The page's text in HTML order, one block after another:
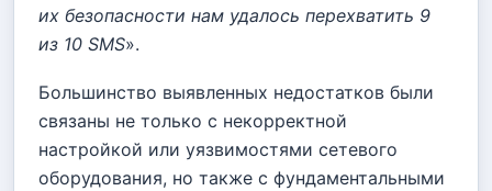
их безопасности нам удалось перехватить 9
из 10 SMS».
Большинство выявленных недостатков были
связаны не только с некорректной
настройкой или уязвимостями сетевого
оборудования, но также с фундаментальными